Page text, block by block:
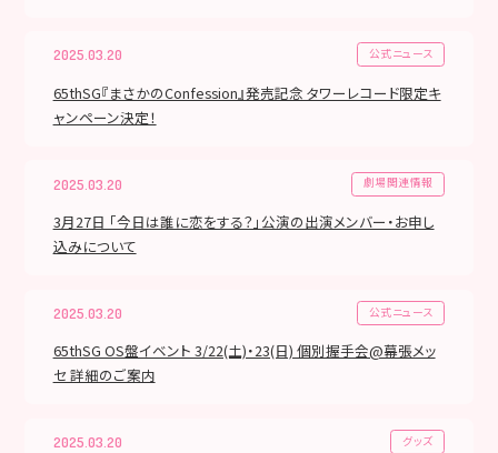
2025.03.20 公式ニュース
65thSG『まさかのConfession』発売記念 タワーレコード限定キ
ャンペーン決定！
2025.03.20 劇場関連情報
3月27日 「今日は誰に恋をする？」公演の出演メンバー・お申し
込みについて
2025.03.20 公式ニュース
65thSG OS盤イベント 3/22(土)・23(日) 個別握手会@幕張メッ
セ 詳細のご案内
2025.03.20 グッズ